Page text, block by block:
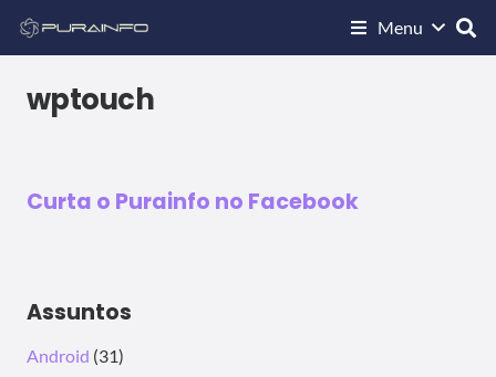
Menu
wptouch
WORDPRESS
Agentes de usuário do WPtouch Pro
Curta o Purainfo no Facebook
Assuntos
Android (31)